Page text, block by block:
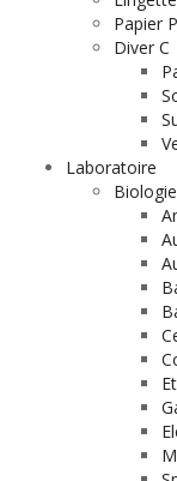
Papier
Diver C
Laboratoire
Biologie